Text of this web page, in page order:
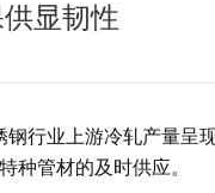
显韧性
钢行业上游冷轧产量呈
种管材的及时供应。